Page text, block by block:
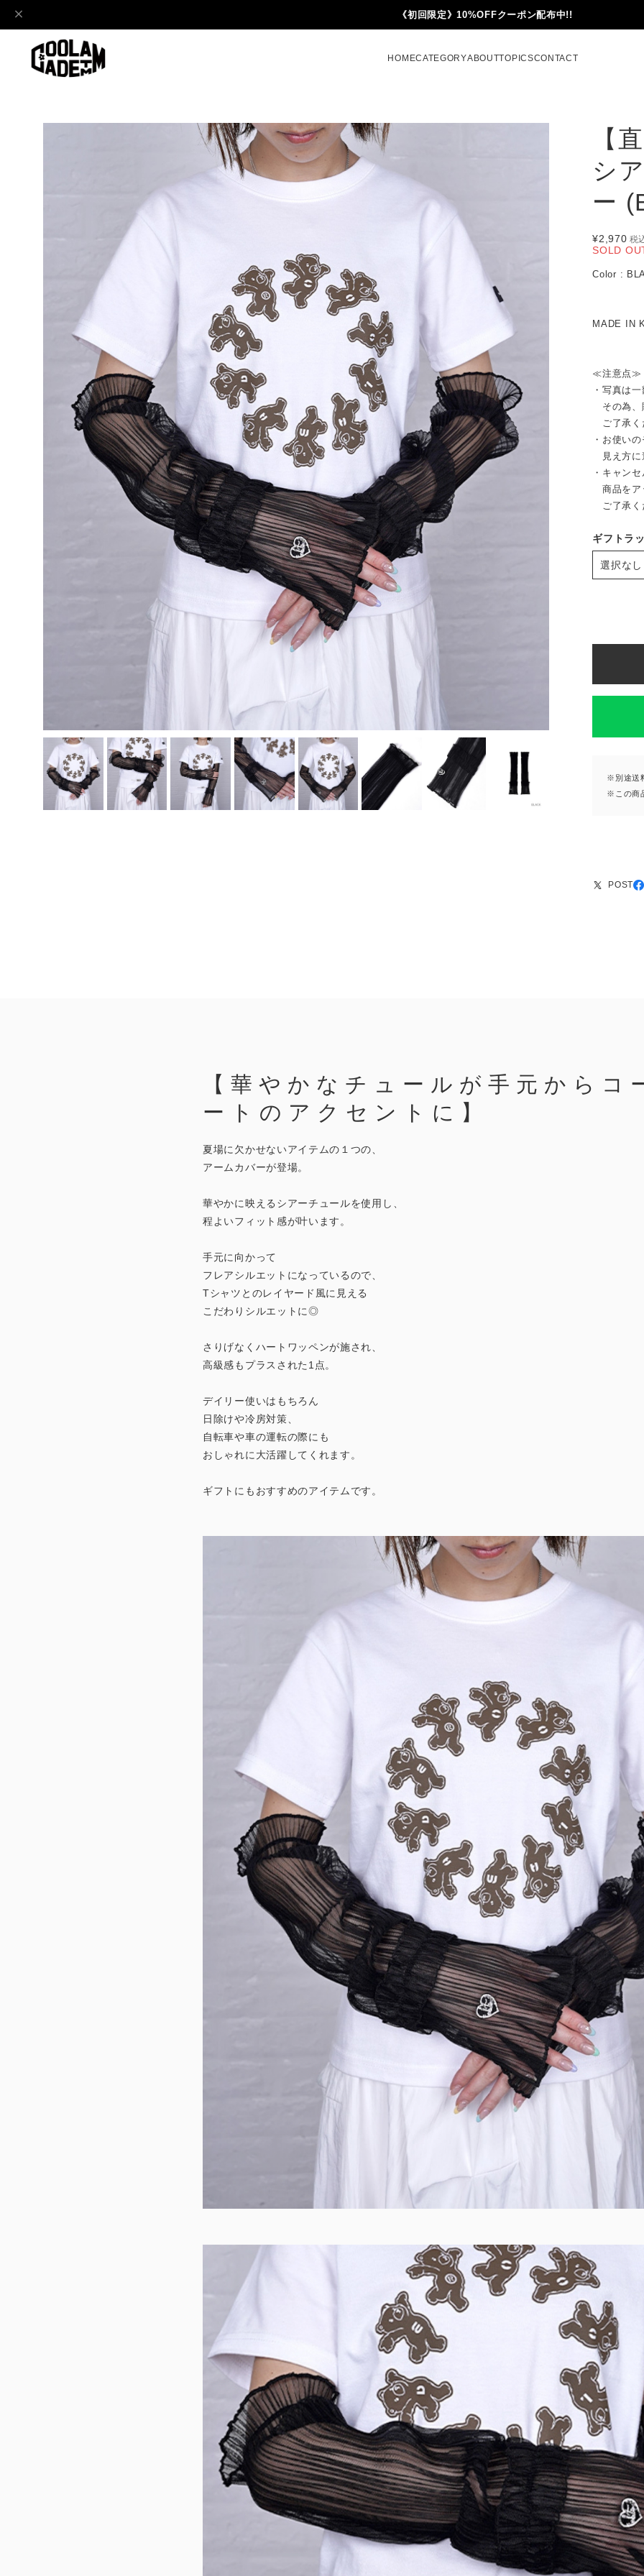
《初回限定》10%OFFクーポン配布中!!
HOMECATEGORYABOUTTOPICSCONTACT
【
シ
ー
¥2,970 税
SOLD
Color :
MADE IN
≪注意点≫
・写真は
その為、
ご了承く
・お使い
見え方に
・キャン
商品をア
ご了承く
ギフトラ
※別途送
※この商
POST
【華やかなチュールが手元からコ
ートのアクセントに】
夏場に欠かせないアイテムの１つの、
アームカバーが登場。
華やかに映えるシアーチュールを使用し、
程よいフィット感が叶います。
手元に向かって
フレアシルエットになっているので、
Tシャツとのレイヤード風に見える
こだわりシルエットに◎
さりげなくハートワッペンが施され、
高級感もプラスされた1点。
デイリー使いはもちろん
日除けや冷房対策、
自転車や車の運転の際にも
おしゃれに大活躍してくれます。
ギフトにもおすすめのアイテムです。